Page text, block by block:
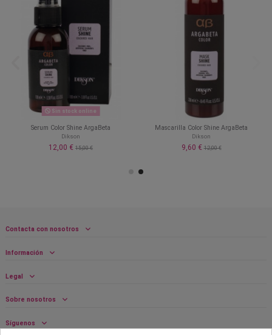
Sin stock online
Serum Color Shine ArgaBeta
Dikson
12,00 € 15,00 €
Mascarilla Color Shine ArgaBeta
Dikson
9,60 €12,00 €
Contacta con nosotros
Información
Legal
Sobre nosotros
Síguenos